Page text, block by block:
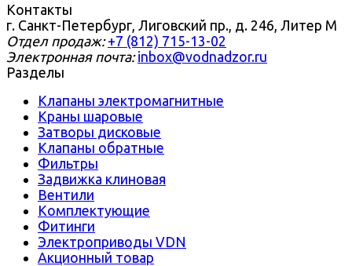
Контакты
г. Санкт-Петербург, Лиговский пр., д. 246, Литер М
Отдел продаж: +7 (812) 715-13-02
Электронная почта: inbox@vodnadzor.ru
Разделы
Клапаны электромагнитные
Краны шаровые
Затворы дисковые
Клапаны обратные
Фильтры
Задвижка клиновая
Вентили
Комплектующие
Фитинги
Электроприводы VDN
Акционный товар